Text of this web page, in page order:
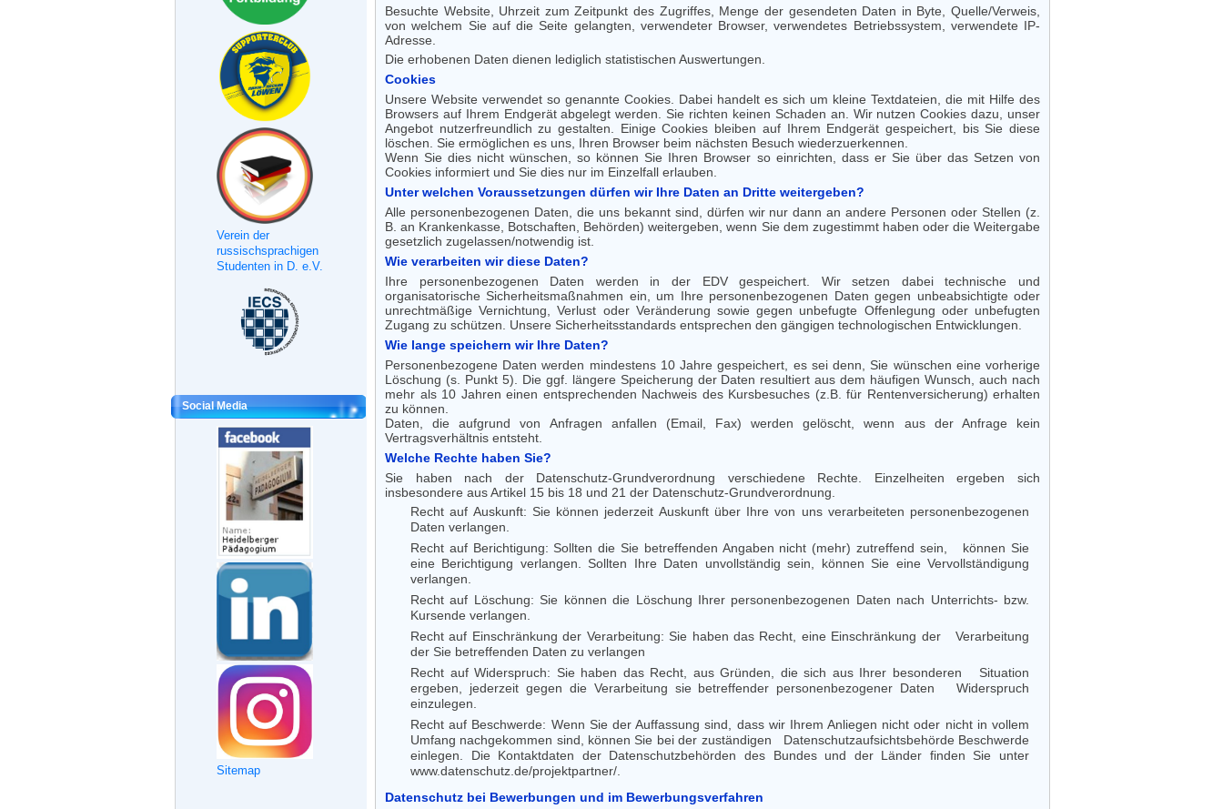
Verein der
russischsprachigen
Studenten in D. e.V.
Social Media
Sitemap
Besuchte Website, Uhrzeit zum Zeitpunkt des Zugriffes, Menge der gesendeten Daten in Byte, Quelle/Verweis,
von welchem Sie auf die Seite gelangten, verwendeter Browser, verwendetes Betriebssystem, verwendete IP-
Adresse.
Die erhobenen Daten dienen lediglich statistischen Auswertungen.
Cookies
Unsere Website verwendet so genannte Cookies. Dabei handelt es sich um kleine Textdateien, die mit Hilfe des
Browsers auf Ihrem Endgerät abgelegt werden. Sie richten keinen Schaden an. Wir nutzen Cookies dazu, unser
Angebot nutzerfreundlich zu gestalten. Einige Cookies bleiben auf Ihrem Endgerät gespeichert, bis Sie diese
löschen. Sie ermöglichen es uns, Ihren Browser beim nächsten Besuch wiederzuerkennen.
Wenn Sie dies nicht wünschen, so können Sie Ihren Browser so einrichten, dass er Sie über das Setzen von
Cookies informiert und Sie dies nur im Einzelfall erlauben.
Unter welchen Voraussetzungen dürfen wir Ihre Daten an Dritte weitergeben?
Alle personenbezogenen Daten, die uns bekannt sind, dürfen wir nur dann an andere Personen oder Stellen (z.
B. an Krankenkasse, Botschaften, Behörden) weitergeben, wenn Sie dem zugestimmt haben oder die Weitergabe
gesetzlich zugelassen/notwendig ist.
Wie verarbeiten wir diese Daten?
Ihre personenbezogenen Daten werden in der EDV gespeichert. Wir setzen dabei technische und
organisatorische Sicherheitsmaßnahmen ein, um Ihre personenbezogenen Daten gegen unbeabsichtigte oder
unrechtmäßige Vernichtung, Verlust oder Veränderung sowie gegen unbefugte Offenlegung oder unbefugten
Zugang zu schützen. Unsere Sicherheitsstandards entsprechen den gängigen technologischen Entwicklungen.
Wie lange speichern wir Ihre Daten?
Personenbezogene Daten werden mindestens 10 Jahre gespeichert, es sei denn, Sie wünschen eine vorherige
Löschung (s. Punkt 5). Die ggf. längere Speicherung der Daten resultiert aus dem häufigen Wunsch, auch nach
mehr als 10 Jahren einen entsprechenden Nachweis des Kursbesuches (z.B. für Rentenversicherung) erhalten
zu können.
Daten, die aufgrund von Anfragen anfallen (Email, Fax) werden gelöscht, wenn aus der Anfrage kein
Vertragsverhältnis entsteht.
Welche Rechte haben Sie?
Sie haben nach der Datenschutz-Grundverordnung verschiedene Rechte. Einzelheiten ergeben sich
insbesondere aus Artikel 15 bis 18 und 21 der Datenschutz-Grundverordnung.
Recht auf Auskunft: Sie können jederzeit Auskunft über Ihre von uns verarbeiteten personenbezogenen
Daten verlangen.
Recht auf Berichtigung: Sollten die Sie betreffenden Angaben nicht (mehr) zutreffend sein, können Sie
eine Berichtigung verlangen. Sollten Ihre Daten unvollständig sein, können Sie eine Vervollständigung
verlangen.
Recht auf Löschung: Sie können die Löschung Ihrer personenbezogenen Daten nach Unterrichts- bzw.
Kursende verlangen.
Recht auf Einschränkung der Verarbeitung: Sie haben das Recht, eine Einschränkung der Verarbeitung
der Sie betreffenden Daten zu verlangen
Recht auf Widerspruch: Sie haben das Recht, aus Gründen, die sich aus Ihrer besonderen Situation
ergeben, jederzeit gegen die Verarbeitung sie betreffender personenbezogener Daten Widerspruch
einzulegen.
Recht auf Beschwerde: Wenn Sie der Auffassung sind, dass wir Ihrem Anliegen nicht oder nicht in vollem
Umfang nachgekommen sind, können Sie bei der zuständigen Datenschutzaufsichtsbehörde Beschwerde
einlegen. Die Kontaktdaten der Datenschutzbehörden des Bundes und der Länder finden Sie unter
www.datenschutz.de/projektpartner/.
Datenschutz bei Bewerbungen und im Bewerbungsverfahren